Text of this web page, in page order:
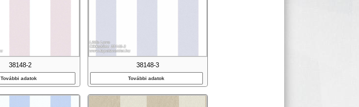
38148-2
További adatok
38148-3
További adatok